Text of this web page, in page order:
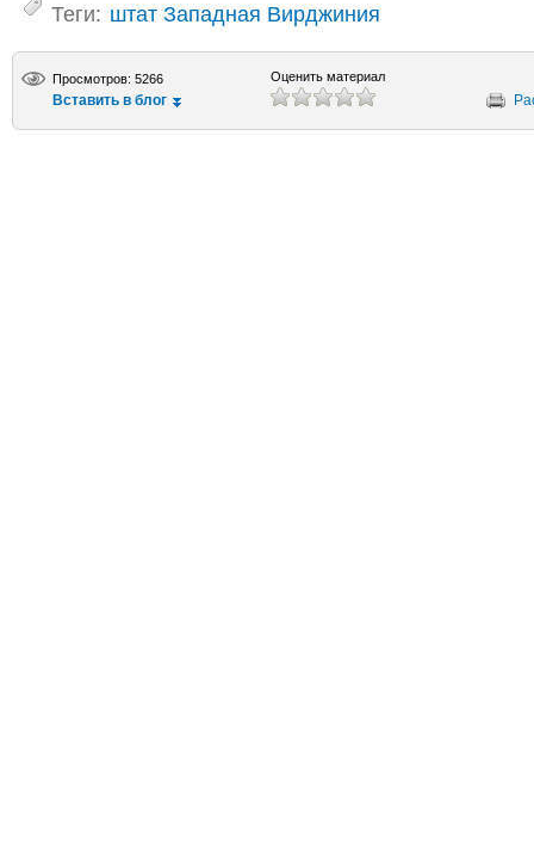
Теги: штат Западная Вирджиния
Просмотров: 5266
Вставить в блог
Оценить материал